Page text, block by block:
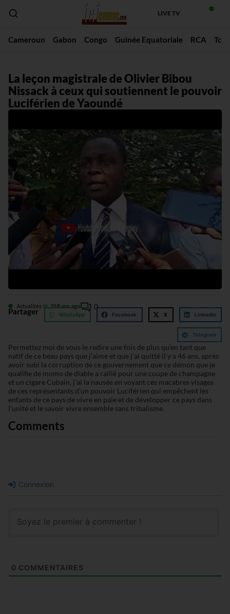
LIVE TV
Cameroun Gabon Congo Guinée Equatoriale RCA
La leçon magistrale de Olivier Bibou
Nissack à ceux qui soutiennent le pouvoir
Luciférien de Yaoundé
Actualités 258 ans ago 0
Partager WhatsApp Facebook X LinkedIn
Telegram
Permettez moi de vous le redire une fois de plus qu’en tant que
natif de ce beau pays que j’aime et que j’ai quitté il y a 46 ans, après
avoir subi la corruption de ce gouvernement que ce démon que je
qualifie de momo de diable a rallié pour une coupe de champagne
et un cigare Cubain, j’ai la nausée en voyant ces macabres visages
de ces représentants d’un pouvoir Luciférien qui empêchent les
enfants de ce pays de vivre en paie et de développer ce pays dans
l’unité et le savoir vivre ensemble sans tribalisme.
Comments
Connexion
0 COMMENTAIRES